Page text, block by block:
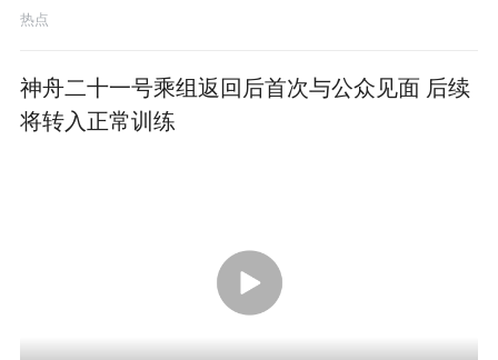
热点
神舟二十一号乘组返回后首次与公众见面 后续
将转入正常训练